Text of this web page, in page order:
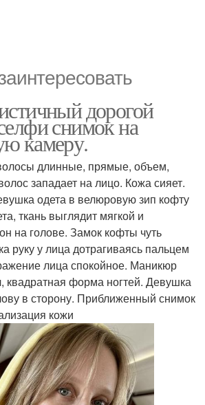
дорогой
снимок на
камеру.
длинные, прямые, объем,
западает на лицо. Кожа сияет.
одета в велюровую зип кофту
ткань выглядит мягкой и
на голове. Замок кофты чуть
руку у лица дотрагиваясь пальцем
лица спокойное. Маникюр
квадратная форма ногтей. Девушка
в сторону. Приближенный снимок
кожи